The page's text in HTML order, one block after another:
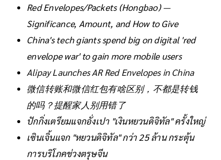
Red Envelopes/Packets (Hongbao) —
Significance, Amount, and How to Give
China's tech giants spend big on digital 'red
envelope war' to gain more mobile users
Alipay Launches AR Red Envelopes in China
微信转账和微信红包有啥区别，不都是转钱
的吗？提醒家人别用错了
ปักกิ่งเตรียมแจกอั่งเปา "เงินหยวนดิจิทัล" ครั้งใหญ่
เซินเจิ้นแจก "หยวนดิจิทัล" กว่า 25 ล้าน กระตุ้น
การบริโภคช่วงตรุษจีน